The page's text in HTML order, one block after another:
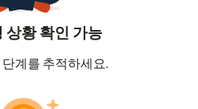
상황 확인 가능
계를 추적하세요.